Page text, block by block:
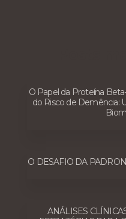
O Papel da Proteína
do Risco de Demência:
O DESAFIO DA
ANÁLISES